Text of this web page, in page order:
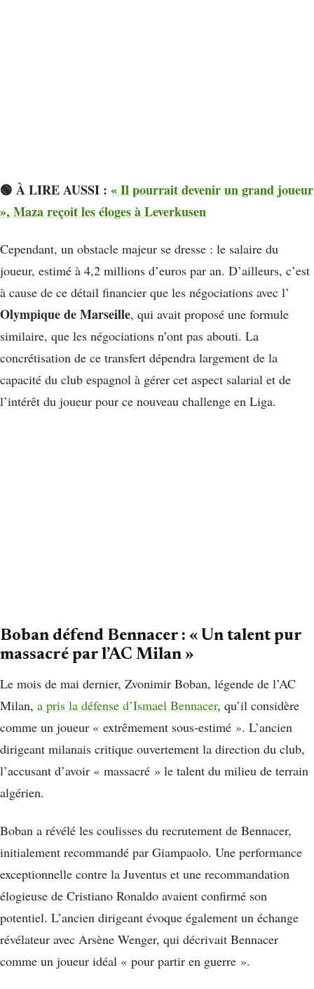
🟢 À LIRE AUSSI : « Il pourrait devenir un grand joueur
», Maza reçoit les éloges à Leverkusen
Cependant, un obstacle majeur se dresse : le salaire du
joueur, estimé à 4,2 millions d’euros par an. D’ailleurs, c’est
à cause de ce détail financier que les négociations avec l’
Olympique de Marseille, qui avait proposé une formule
similaire, que les négociations n’ont pas abouti. La
concrétisation de ce transfert dépendra largement de la
capacité du club espagnol à gérer cet aspect salarial et de
l’intérêt du joueur pour ce nouveau challenge en Liga.
Boban défend Bennacer : « Un talent pur
massacré par l’AC Milan »
Le mois de mai dernier, Zvonimir Boban, légende de l’AC
Milan, a pris la défense d’Ismael Bennacer, qu’il considère
comme un joueur « extrêmement sous-estimé ». L’ancien
dirigeant milanais critique ouvertement la direction du club,
l’accusant d’avoir « massacré » le talent du milieu de terrain
algérien.
Boban a révélé les coulisses du recrutement de Bennacer,
initialement recommandé par Giampaolo. Une performance
exceptionnelle contre la Juventus et une recommandation
élogieuse de Cristiano Ronaldo avaient confirmé son
potentiel. L’ancien dirigeant évoque également un échange
révélateur avec Arsène Wenger, qui décrivait Bennacer
comme un joueur idéal « pour partir en guerre ».